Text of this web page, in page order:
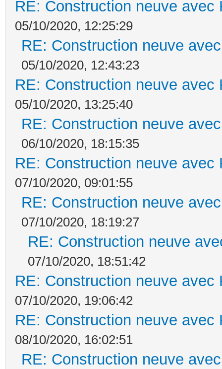
RE: Construction neuve avec
05/10/2020, 12:25:29
RE: Construction neuve
05/10/2020, 12:43:23
RE: Construction neuve avec
05/10/2020, 13:25:40
RE: Construction neuve
06/10/2020, 18:15:35
RE: Construction neuve avec
07/10/2020, 09:01:55
RE: Construction neuve
07/10/2020, 18:19:27
RE: Construction neuve
07/10/2020, 18:51:42
RE: Construction neuve avec
07/10/2020, 19:06:42
RE: Construction neuve avec
08/10/2020, 16:02:51
RE: Construction neuve